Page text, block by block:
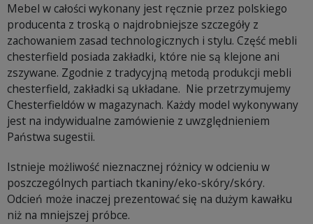
Mebel w całości wykonany jest ręcznie przez polskiego
producenta z troską o najdrobniejsze szczegóły z
zachowaniem zasad technologicznych i stylu. Część mebli
chesterfield posiada zakładki, które nie są klejone ani
zszywane. Zgodnie z tradycyjną metodą produkcji mebli
chesterfield, zakładki są układane. Nie przetrzymujemy
Chesterfieldów w magazynach. Każdy model wykonywany
jest na indywidualne zamówienie z uwzględnieniem
Państwa sugestii.
Istnieje możliwość nieznacznej różnicy w odcieniu w
poszczególnych partiach tkaniny/eko-skóry/skóry.
Odcień może inaczej prezentować się na dużym kawałku
niż na mniejszej próbce.